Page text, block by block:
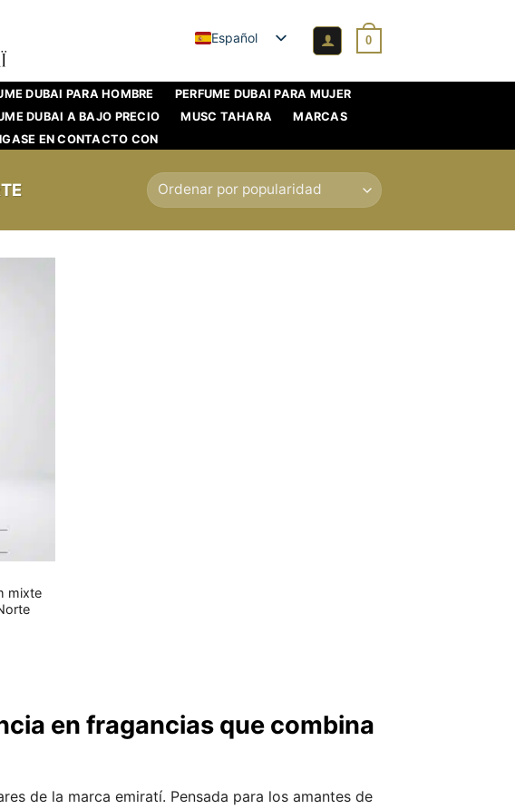
Español 0
DUBAI PARA HOMBRE
PERFUME DUBAI PARA MUJER
DUBAI A BAJO PRECIO MUSC TAHARA
MARCAS
EN CONTACTO CON
mixte
en fragancias que combina
de la marca emiratí. Pensada para los amantes de